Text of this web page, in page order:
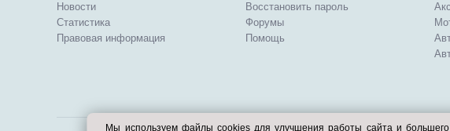
Новости
Статистика
Правовая информация
Восстановить пароль
Форумы
Помощь
Мы используем файлы cookies для улучшения работы сайта и